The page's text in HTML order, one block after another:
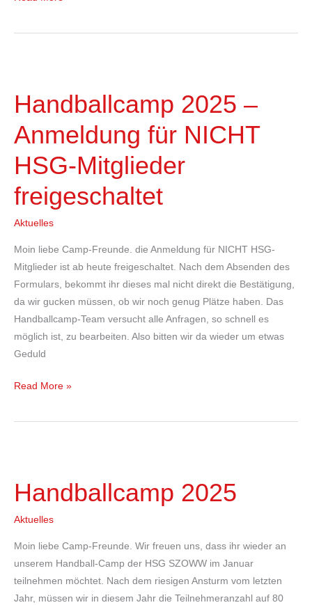
Handballcamp 2025 –
Anmeldung für NICHT
HSG-Mitglieder
freigeschaltet
Aktuelles
Moin liebe Camp-Freunde. die Anmeldung für NICHT HSG-
Mitglieder ist ab heute freigeschaltet. Nach dem Absenden des
Formulars, bekommt ihr dieses mal nicht direkt die Bestätigung,
da wir gucken müssen, ob wir noch genug Plätze haben. Das
Handballcamp-Team versucht alle Anfragen, so schnell es
möglich ist, zu bearbeiten. Also bitten wir da wieder um etwas
Geduld
für
HSG-
Mitglieder
freigeschaltet
Read More »
Handballcamp 2025
Aktuelles
Moin liebe Camp-Freunde. Wir freuen uns, dass ihr wieder an
unserem Handball-Camp der HSG SZOWW im Januar
teilnehmen möchtet. Nach dem riesigen Ansturm vom letzten
Jahr, müssen wir in diesem Jahr die Teilnehmeranzahl auf 80